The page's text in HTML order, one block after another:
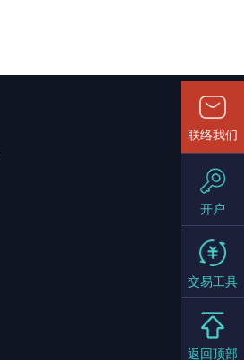
联络我们
开户
交易工具
返回顶部